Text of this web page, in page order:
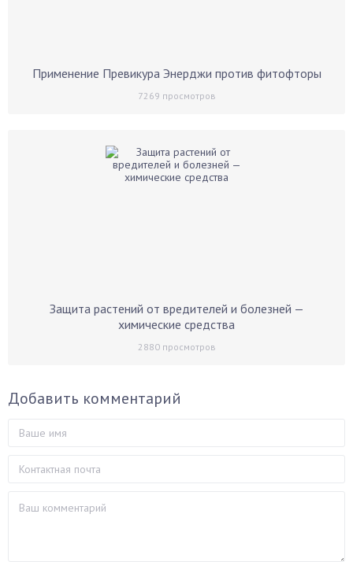
Применение Превикура Энерджи против фитофторы
7269 просмотров
Защита растений от вредителей и болезней —
химические средства
2880просмотров
Добавить комментарий